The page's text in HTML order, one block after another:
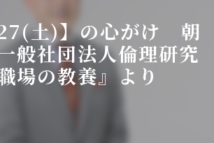
土)】の心がけ 朝
社団法人倫理研究
場の教養』より